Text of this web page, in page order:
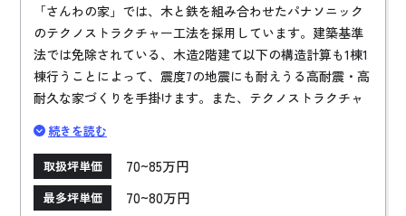
「さんわの家」では、木と鉄を組み合わせたパナソニック
のテクノストラクチャー工法を採用しています。建築基準
法では免除されている、木造2階建て以下の構造計算も1棟1
棟行うことによって、震度7の地震にも耐えうる高耐震・高
耐久な家づくりを手掛けます。また、テクノストラクチャ
などの快適性にもこだわりながら、広々としたリビングや
高い天井なども実現可能です。ハウスメーカーと同等の品
質と性能を持ちながら、地域に根ざした家づくりを行い、
お客様一人ひとりに合わせた柔軟な対応のできる工務店で
続きを読む
取扱坪単価 70~85万円
最多坪単価 70~80万円